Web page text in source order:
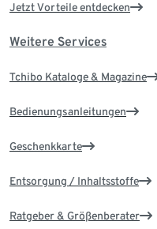
Jetzt Vorteile entdecken
Weitere Services
Tchibo Kataloge & Magazine
Bedienungsanleitungen
Geschenkkarte
Entsorgung / Inhaltsstoffe
Ratgeber & Größenberater